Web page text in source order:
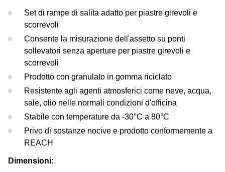
Set di rampe di salita adatto per piastre girevoli e
scorrevoli
Consente la misurazione dell'assetto su ponti
sollevatori senza aperture per piastre girevoli e
scorrevoli
Prodotto con granulato in gomma riciclato
Resistente agli agenti atmosferici come neve, acqua,
sale, olio nelle normali condizioni d'officina
Stabile con temperature da -30°C a 80°C
Privo di sostanze nocive e prodotto conformemente a
REACH
Dimensioni:
Equilibratrici
Smontagomme
Omologazioni OEM
Jaguar Land Rover
Tesla
Maserati
Smontagomme